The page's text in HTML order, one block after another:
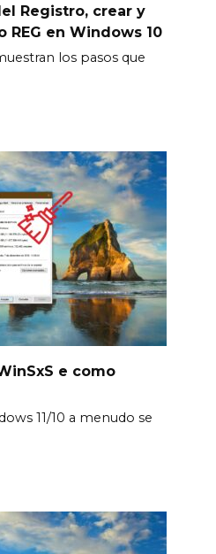
Registro, crear y
REG en Windows 10
los pasos que
e como
11/10 a menudo se